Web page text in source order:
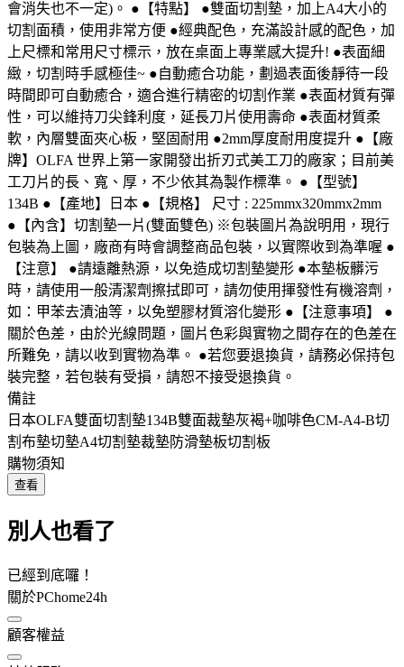
會消失也不一定)。 ●【特點】 ●雙面切割墊，加上A4大小的
切割面積，使用非常方便 ●經典配色，充滿設計感的配色，加
上尺標和常用尺寸標示，放在桌面上專業感大提升! ●表面細
緻，切割時手感極佳~ ●自動癒合功能，劃過表面後靜待一段
時間即可自動癒合，適合進行精密的切割作業 ●表面材質有彈
性，可以維持刀尖鋒利度，延長刀片使用壽命 ●表面材質柔
軟，內層雙面夾心板，堅固耐用 ●2mm厚度耐用度提升 ●【廠
牌】OLFA 世界上第一家開發出折刃式美工刀的廠家；目前美
工刀片的長、寬、厚，不少依其為製作標準。 ●【型號】
134B ●【產地】日本 ●【規格】 尺寸 : 225mmx320mmx2mm
●【內含】切割墊一片(雙面雙色) ※包裝圖片為說明用，現行
包裝為上圖，廠商有時會調整商品包裝，以實際收到為準喔 ●
【注意】 ●請遠離熱源，以免造成切割墊變形 ●本墊板髒污
時，請使用一般清潔劑擦拭即可，請勿使用揮發性有機溶劑，
如：甲苯去漬油等，以免塑膠材質溶化變形 ●【注意事項】 ●
關於色差，由於光線問題，圖片色彩與實物之間存在的色差在
所難免，請以收到實物為準。 ●若您要退換貨，請務必保持包
裝完整，若包裝有受損，請恕不接受退換貨。
備註
日本OLFA雙面切割墊134B雙面裁墊灰褐+咖啡色CM-A4-B切
割布墊切墊A4切割墊裁墊防滑墊板切割板
購物須知
查看
別人也看了
已經到底囉！
關於PChome24h
顧客權益